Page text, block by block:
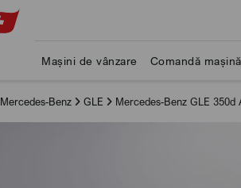
Mașini de vânzare Comandă mașină
Mercedes-Benz GLE Mercedes-Benz GLE 350d